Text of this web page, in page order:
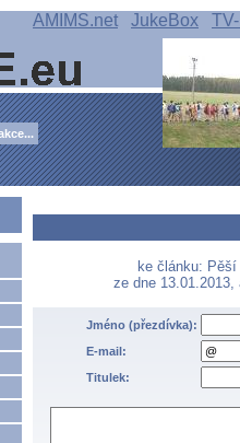
AMIMS.net JukeBox
ke článku: Pěší
ze dne
Jméno (přezdívka):
E-mail:
Titulek: